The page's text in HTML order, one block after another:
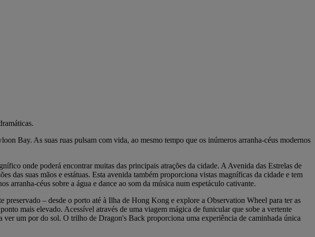
Bay. As suas ruas pulsam com vida, ao mesmo tempo que os inúmeros arranha-céus modernos
onde poderá encontrar muitas das principais atrações da cidade. A Avenida das Estrelas de
das suas mãos e estátuas. Esta avenida também proporciona vistas magníficas da cidade e tem
arranha-céus sobre a água e dance ao som da música num espetáculo cativante.
– desde o porto até à Ilha de Hong Kong e explore a Observation Wheel para ter as
mais elevado. Acessível através de uma viagem mágica de funicular que sobe a vertente
um por do sol. O trilho de Dragon's Back proporciona uma experiência de caminhada única